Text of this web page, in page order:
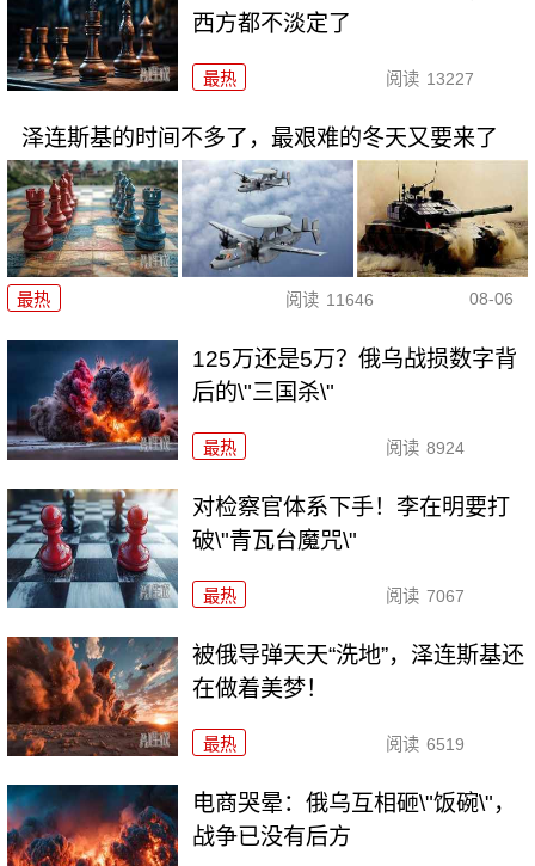
西方都不淡定了
最热 阅读 13227
泽连斯基的时间不多了，最艰难的冬天又要来了
最热 阅读 11646 08-06
125万还是5万？俄乌战损数字背
后的\"三国杀\"
最热 阅读 8924
对检察官体系下手！李在明要打
破\"青瓦台魔咒\"
最热 阅读 7067
被俄导弹天天“洗地”，泽连斯基还
在做着美梦！
最热 阅读 6519
电商哭晕：俄乌互相砸\"饭碗\"，
战争已没有后方